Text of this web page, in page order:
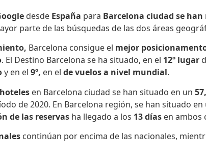
desde España para Barcelona ciudad se
parte de las búsquedas de las dos áreas
Barcelona consigue el mejor
. El Destino Barcelona se ha situado, en el 12º lugar
y en el 9º, en el de vuelos a nivel mundial.
en Barcelona ciudad se han situado en un
de 2020. En Barcelona región, se han situado en
de las reservas ha llegado a los 13 días en ambos
continúan por encima de las nacionales,